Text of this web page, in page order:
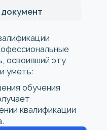
освоивший эту
уметь:
обучения
квалификации